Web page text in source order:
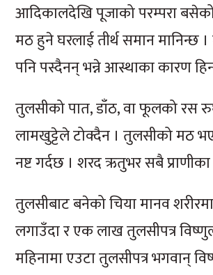
आदिकालदेखि पूजाको परम्परा
मठ हुने घरलाई तीर्थ समान
पनि पस्दैनन् भन्ने आस्थाका कारण
तुलसीको पात, डाँठ, वा फूलको रस
लामखुट्टेले टोक्दैन । तुलसीको मठ
नष्ट गर्दछ । शरद ऋतुभर सबै
तुलसीबाट बनेको चिया मानव शरीरमा
लगाउँदा र एक लाख तुलसीपत्र
महिनामा एउटा तुलसीपत्र भगवान्